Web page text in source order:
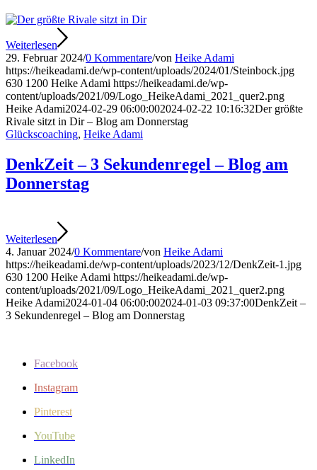
Weiterlesen
29. Februar 2024/0 Kommentare/von Heike Adami
https://heikeadami.de/wp-content/uploads/2024/01/Steinbock.jpg
630 1200 Heike Adami https://heikeadami.de/wp-
content/uploads/2021/09/Logo_HeikeAdami_2021_quer2.png
Heike Adami2024-02-29 06:00:002024-02-22 10:16:32Der größte
Rivale sitzt in Dir – Blog am Donnerstag
Glückscoaching, Heike Adami
DenkZeit – 3 Sekundenregel – Blog am
Donnerstag
Weiterlesen
4. Januar 2024/0 Kommentare/von Heike Adami
https://heikeadami.de/wp-content/uploads/2023/12/DenkZeit-1.jpg
630 1200 Heike Adami https://heikeadami.de/wp-
content/uploads/2021/09/Logo_HeikeAdami_2021_quer2.png
Heike Adami2024-01-04 06:00:002024-01-03 09:37:00DenkZeit –
3 Sekundenregel – Blog am Donnerstag
Facebook
Instagram
Pinterest
YouTube
LinkedIn